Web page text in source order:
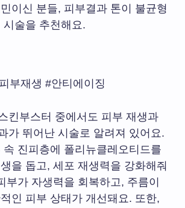
이신 분들, 피부결과 톤이 불균형
술을 추천해요.
부재생 #안티에이징
킨부스터 중에서도 피부 재생과
가 뛰어난 시술로 알려져 있어요.
속 진피층에 폴리뉴클레오티드를
을 돕고, 세포 재생력을 강화해줘
부가 자생력을 회복하고, 주름이
인 피부 상태가 개선돼요. 또한,